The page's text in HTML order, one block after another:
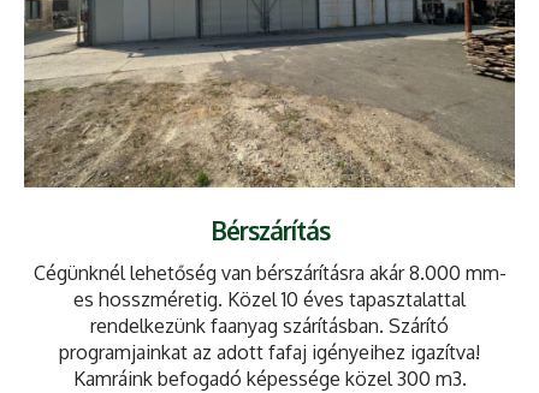
Bérszárítás
Cégünknél lehetőség van bérszárításra akár 8.000 mm-
es hosszméretig. Közel 10 éves tapasztalattal
rendelkezünk faanyag szárításban. Szárító
programjainkat az adott fafaj igényeihez igazítva!
Kamráink befogadó képessége közel 300 m3.